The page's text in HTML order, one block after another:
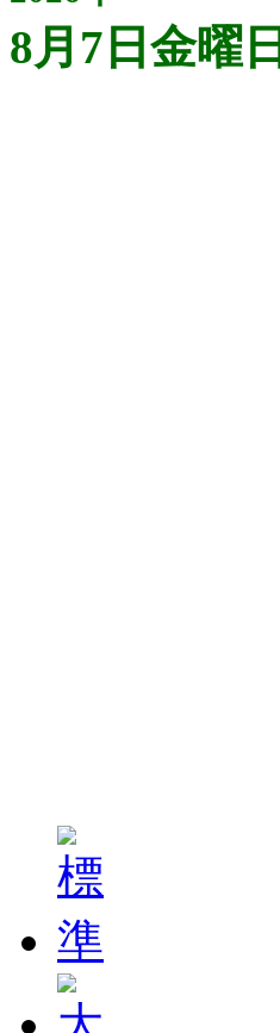
8月7日金曜日